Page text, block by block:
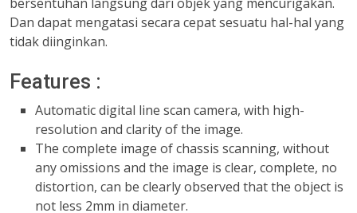
Dan dapat mengatasi secara cepat sesuatu hal-hal yang
tidak diinginkan.
Features :
Automatic digital line scan camera, with high-
resolution and clarity of the image.
The complete image of chassis scanning, without
any omissions and the image is clear, complete, no
distortion, can be clearly observed that the object is
not less 2mm in diameter.